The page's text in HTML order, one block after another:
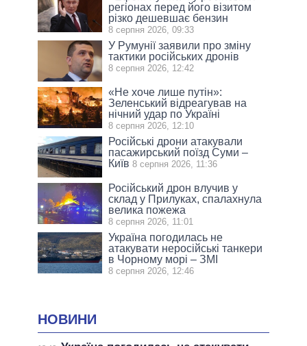
регіонах перед його візитом
різко дешевшає бензин
8 серпня 2026, 09:33
У Румунії заявили про зміну
тактики російських дронів
8 серпня 2026, 12:42
«Не хоче лише путін»:
Зеленський відреагував на
нічний удар по Україні
8 серпня 2026, 12:10
Російські дрони атакували
пасажирський поїзд Суми –
Київ 8 серпня 2026, 11:36
Російський дрон влучив у
склад у Прилуках, спалахнула
велика пожежа
8 серпня 2026, 11:01
Україна погодилась не
атакувати неросійські танкери
в Чорному морі – ЗМІ
8 серпня 2026, 12:46
НОВИНИ